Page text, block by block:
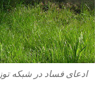
ادعای فساد در شبکه